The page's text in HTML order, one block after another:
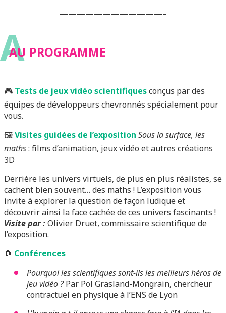
————————————–
A
AU PROGRAMME
🎮 Tests de jeux vidéo scientifiquesconçus par des
équipes de développeurs chevronnés spécialement pour
vous.
🖼️Visites guidées de l’exposition Sous la surface, les
maths: films d’animation, jeux vidéo et autres créations
3D
Derrière les univers virtuels, de plus en plus réalistes, se
cachent bien souvent… des maths ! L’exposition vous
invite à explorer la question de façon ludique et
découvrir ainsi la face cachée de ces univers fascinants !
Visite par :Olivier Druet, commissaire scientifique de
l’exposition.
🧲 Conférences
Pourquoi les scientifiques sont-ils les meilleurs héros de
jeu vidéo ?Par Pol Grasland-Mongrain, chercheur
contractuel en physique à l’ENS de Lyon